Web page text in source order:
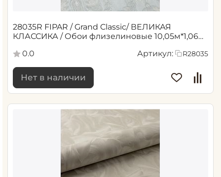
28035R FIPAR / Grand Classic/ ВЕЛИКАЯ
КЛАССИКА / Обои флизелиновые 10,05м*1,06м
0.0
Артикул: R28035
Нет в наличии